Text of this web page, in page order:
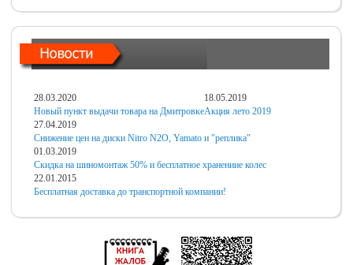
28.03.2020
Новый пункт выдачи товара на Дмитровке
18.05.2019
Акция лето 2019
27.04.2019
Снижение цен на диски Nitro N2O, Yamato и "реплика"
01.03.2019
Скидка на шиномонтаж 50% и бесплатное хранениие колес
22.01.2015
Бесплатная доставка до транспортной компании!